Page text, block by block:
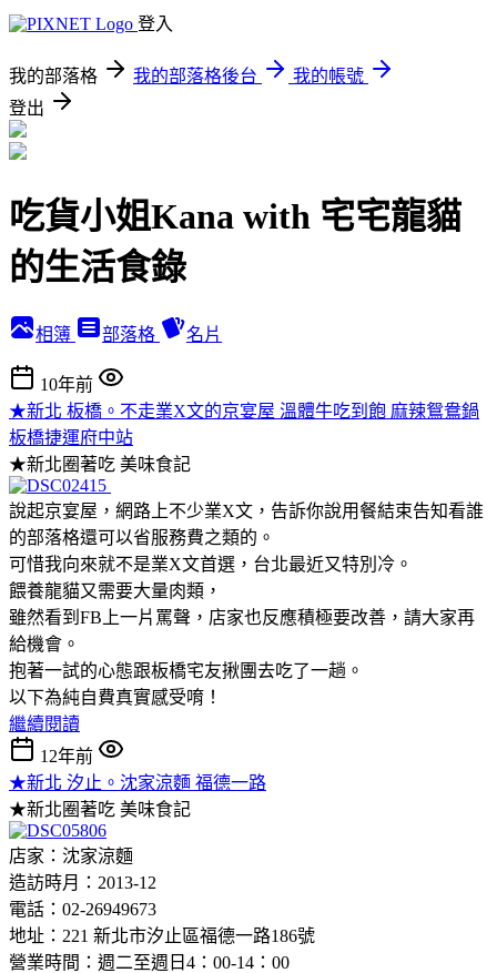
登入
我的部落格 我的部落格後台
我的帳號
登出
吃貨小姐Kana with 宅宅龍貓
的生活食錄
相簿 部落格 名片
10年前
★新北 板橋。不走業X文的京宴屋 溫體牛吃到飽 麻辣鴛鴦鍋
板橋捷運府中站
★新北圈著吃 美味食記
說起京宴屋，網路上不少業X文，告訴你說用餐結束告知看誰
的部落格還可以省服務費之類的。
可惜我向來就不是業X文首選，台北最近又特別冷。
餵養龍貓又需要大量肉類，
雖然看到FB上一片罵聲，店家也反應積極要改善，請大家再
給機會。
抱著一試的心態跟板橋宅友揪團去吃了一趟。
以下為純自費真實感受唷！
繼續閱讀
12年前
★新北 汐止。沈家涼麵 福德一路
★新北圈著吃 美味食記
店家：沈家涼麵
造訪時月：2013-12
電話：02-26949673
地址：221 新北市汐止區福德一路186號
營業時間：週二至週日4：00-14：00